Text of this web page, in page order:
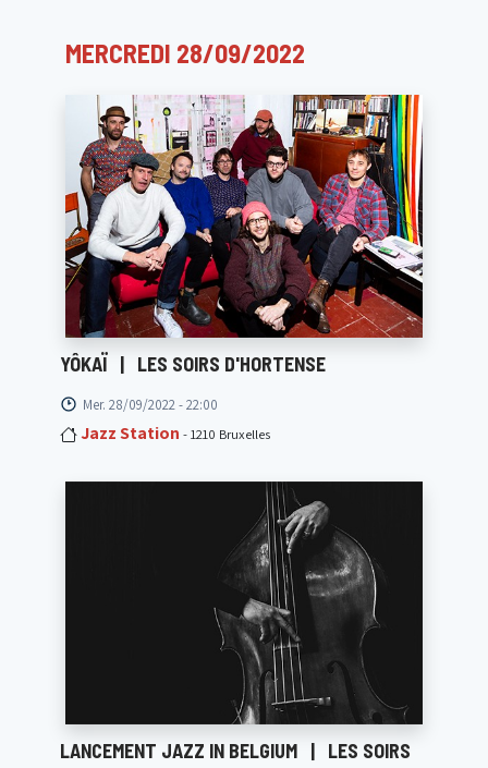
MERCREDI 28/09/2022
YÔKAÏ | LES SOIRS D'HORTENSE
Mer. 28/09/2022 - 22:00
Jazz Station - 1210 Bruxelles
LANCEMENT JAZZ IN BELGIUM | LES SOIRS